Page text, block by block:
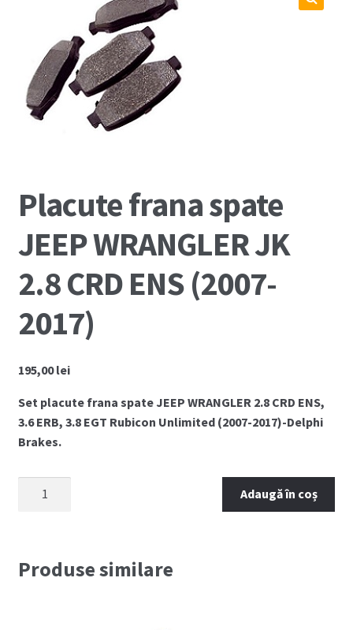
Cum comand ?
Despre Noi
Marci Comercializate
Politica COOKIE
Politica de confidentialitate
Serviciile Noastre
Termeni si conditii
Placute frana spate
JEEP WRANGLER JK
2.8 CRD ENS (2007-
2017)
195,00lei
Set placute frana spate JEEP WRANGLER 2.8 CRD ENS,
3.6 ERB, 3.8 EGT Rubicon Unlimited (2007-2017)-Delphi
Brakes.
JEEP
Adaugă în coș
Produse similare